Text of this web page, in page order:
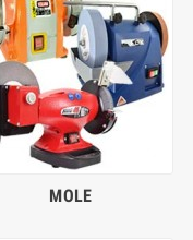
MOLE